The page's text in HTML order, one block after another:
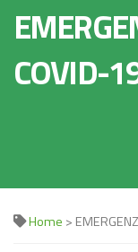
COVID-
Home >